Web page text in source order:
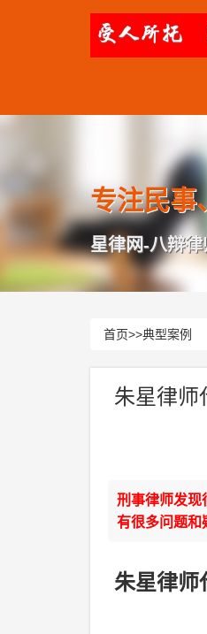
专注民事
星律网-八辩
首页>>典型案例
朱星律师
刑事律师发现
有很多问题和
朱星律师